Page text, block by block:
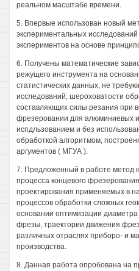
реальном масштабе времени.
5. Впервые использован новый
экспериментальных
экспериментов на основе
6. Получены математические
режущего инструмента на
статистических данных, не
исследований; шероховатости
составляющих силы резания при
фрезеровании для алюминиевых
испдльзованием и без
обработкой алгоритмом,
аргументов ( МГУА ).
7. Предложенный в работе метод
процесса концевого
проектирования применяемых в
процессов обработки сложных
основании оптимизации диаметра
фрезы, траектории движения
различных отраслях приборо- и
производства.
8. Данная работа опробована на